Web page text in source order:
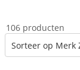
106 producten